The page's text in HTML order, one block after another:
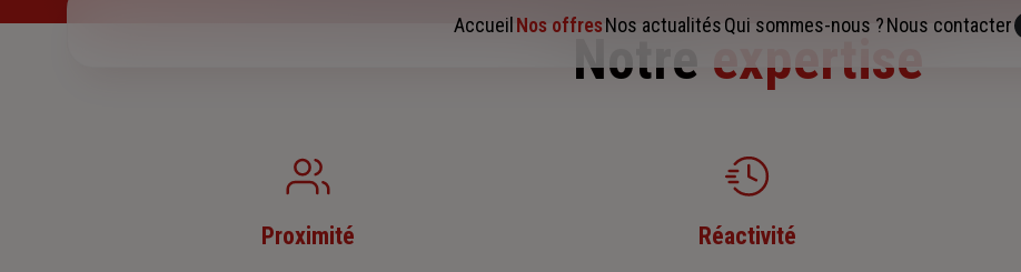
Accueil Nos offresNos actualitésQui sommes-nous ?Nous contacter
Notre expertise
Proximité Réactivité